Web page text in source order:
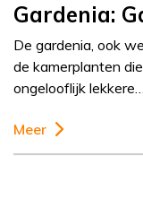
Gardenia:
De gardenia, ook
de kamerplanten
ongelooflijk lekkere…
Meer